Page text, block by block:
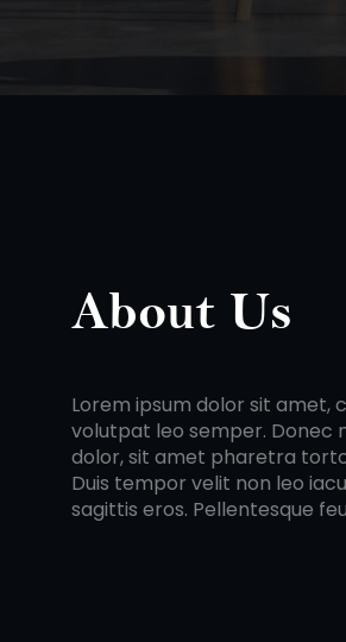
About Us
Lorem ipsum dolor sit amet,
volutpat leo semper. Donec
dolor, sit amet pharetra
Duis tempor velit non leo
sagittis eros. Pellentesque